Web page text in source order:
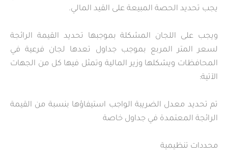
يجب تحديد الحصة المبيعة على القيد المالي.
ويجب على اللجان المشكلة بموجبها تحديد القيمة الرائجة
لسعر المتر المربع بموجب جداول تعدها لجان فرعية في
المحافظات ويشكلها وزير المالية وتمثل فيها كل من الجهات
الآتية:
تم تحديد معدل الضريبة الواجب استيفاؤها بنسبة من القيمة
الرائجة المعتمدة في جداول خاصة
محددات تنظيمية